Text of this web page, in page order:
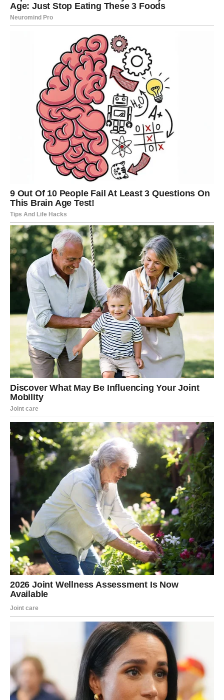
prednostima su:
**Povećani prinos:** Ova kaša omogućava biljkama da
efikasnije apsorbuju hranljive materije, što dovodi do veće
količine voća koje proizvodi svaka biljka.
**Zdravlje biljaka:** Dosledna primena ovog rastvora dovodi
do biljaka koje pokazuju veću snagu i otpornost, čineći ih
manje ranjivim na bolesti.
**Ekološki svestan:** Formulacija ovog pilinga je jednostavna i
sadrži minimalne hemikalije, osiguravajući da je bezbedan i za
životnu sredinu i za vašu porodicu.
**Jednostavan za korisnika:** Ne postoje zahtevi za složenim
uputstvima; samo ga rasporedite po biljkama i obezbedite
adekvatno zalivanje.